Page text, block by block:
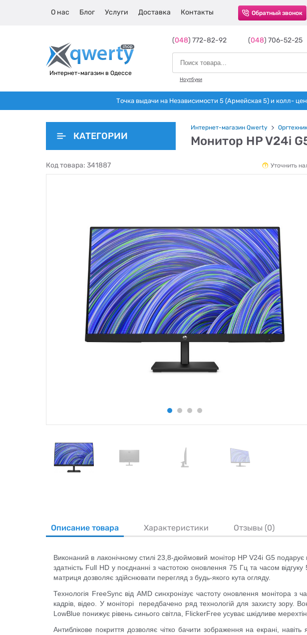
О нас Блог Услуги Доставка Контакты Обратный звонок
Интернет-магазин в Одессе
(048) 772-82-92 (048) 706-52-25
Ноутбуки
Точка выдачи на Независимости 5 (Армейская 5) и колл-
КАТЕГОРИИ
Интернет-магазин Qwerty
Монитор HP V24i
Код товара: 341887 Уточнить
Описание товара Характеристики Отзывы (0)
Виконаний в лаконічному стилі 23,8-дюймовий монітор HP V24i G5 подарує
здатність Full HD у поєднанні з частотою оновлення 75 Гц та часом
матриця дозволяє здійснювати перегляд з будь-якого кута огляду.
Технологія FreeSync від AMD синхронізує частоту оновлення монітора з
кадрів, відео. У моніторі передбачено ряд технологій для захисту
LowBlue понижує рівень синього світла, FlickerFree усуває шкідливе
Антиблікове покриття дозволяє чітко бачити зображення на екрані,